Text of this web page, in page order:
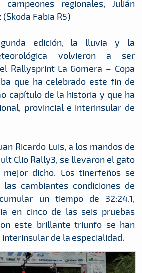
regionales, Julián
Fabia R5).
edición, la lluvia y la
volvieron a ser
Rallysprint La Gomera – Copa
que ha celebrado este fin de
capítulo de la historia y que ha
provincial e interinsular de
Ricardo Luis, a los mandos de
Clio Rally3, se llevaron el gato
dicho. Los tinerfeños se
cambiantes condiciones de
un tiempo de 32:24.1,
en cinco de las seis pruebas
este brillante triunfo se han
de la especialidad.